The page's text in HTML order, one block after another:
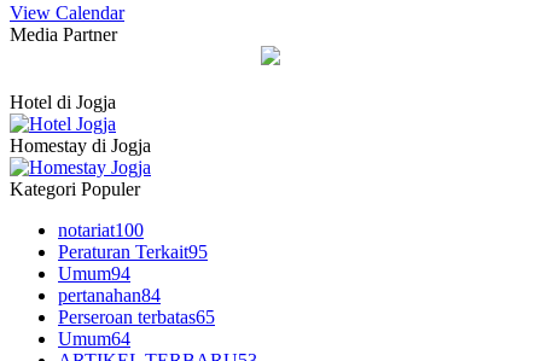
View Calendar
Media Partner
Hotel di Jogja
Homestay di Jogja
Kategori Populer
notariat100
Peraturan Terkait95
Umum94
pertanahan84
Perseroan terbatas65
Umum64